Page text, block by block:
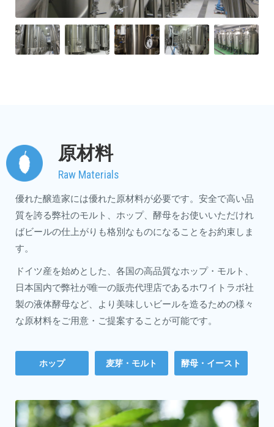
原材料
Raw Materials
優れた醸造家には優れた原材料が必要です。安全で高い品
質を誇る弊社のモルト、ホップ、酵母をお使いいただけれ
ばビールの仕上がりも格別なものになることをお約束しま
す。
ドイツ産を始めとした、各国の高品質なホップ・モルト、
日本国内で弊社が唯一の販売代理店であるホワイトラボ社
製の液体酵母など、より美味しいビールを造るための様々
な原材料をご用意・ご提案することが可能です。
ホップ 麦芽・モルト 酵母・イースト